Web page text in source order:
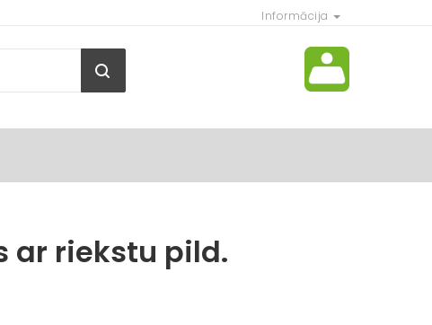
Informācija
ar riekstu pild.